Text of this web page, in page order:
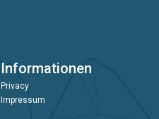
Informationen
Privacy
Impressum